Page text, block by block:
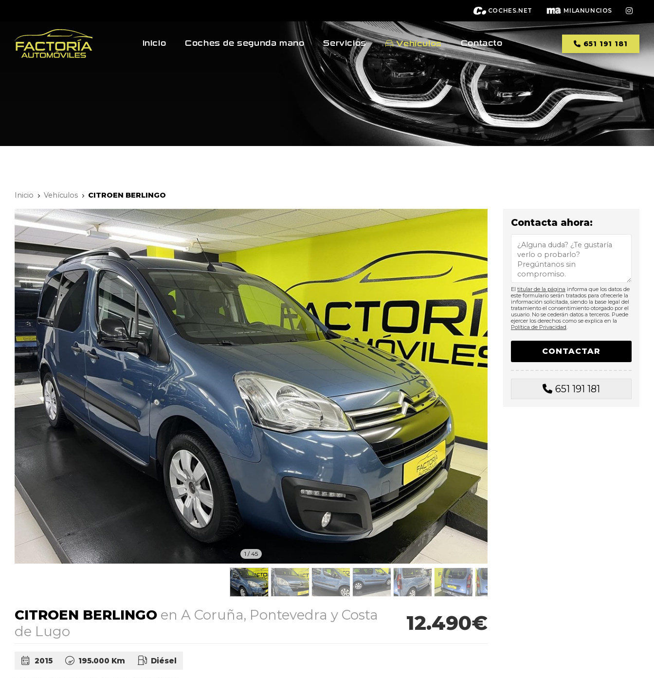
COCHES.NET MILANUNCIOS
Inicio Coches de segunda mano Servicios Vehículos Contacto 651 191 181
Inicio Vehículos CITROEN BERLINGO
Contacta ahora:
El titular de la página informa que los datos de
este formulario serán tratados para ofrecerle la
información solicitada, siendo la base legal del
tratamiento el consentimiento otorgado por el
usuario. No se cederán datos a terceros. Puede
ejercer los derechos como se explica en la
Política de Privacidad.
651 191 181
1 /45
CITROEN BERLINGO en A Coruña, Pontevedra y Costa
de Lugo
12.490€
2015 195.000 Km Diésel